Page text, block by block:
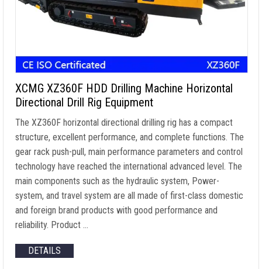
XCMG XZ360F HDD Drilling Machine Horizontal
Directional Drill Rig Equipment
The XZ360F horizontal directional drilling rig has a compact
structure, excellent performance, and complete functions. The
gear rack push-pull, main performance parameters and control
technology have reached the international advanced level. The
main components such as the hydraulic system, Power-
system, and travel system are all made of first-class domestic
and foreign brand products with good performance and
reliability. Product …
DETAILS